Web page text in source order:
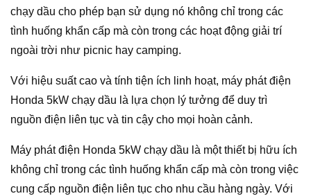
chạy dầu cho phép bạn sử dụng nó không chỉ trong các
tình huống khẩn cấp mà còn trong các hoạt động giải trí
ngoài trời như picnic hay camping.
Với hiệu suất cao và tính tiện ích linh hoạt, máy phát điện
Honda 5kW chạy dầu là lựa chọn lý tưởng để duy trì
nguồn điện liên tục và tin cậy cho mọi hoàn cảnh.
Máy phát điện Honda 5kW chạy dầu là một thiết bị hữu ích
không chỉ trong các tình huống khẩn cấp mà còn trong việc
cung cấp nguồn điện liên tục cho nhu cầu hàng ngày. Với